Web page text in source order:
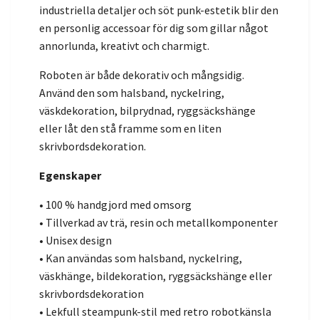
industriella detaljer och söt punk-estetik blir den
en personlig accessoar för dig som gillar något
annorlunda, kreativt och charmigt.
Roboten är både dekorativ och mångsidig.
Använd den som halsband, nyckelring,
väskdekoration, bilprydnad, ryggsäckshänge
eller låt den stå framme som en liten
skrivbordsdekoration.
Egenskaper
• 100 % handgjord med omsorg
• Tillverkad av trä, resin och metallkomponenter
• Unisex design
• Kan användas som halsband, nyckelring,
väskhänge, bildekoration, ryggsäckshänge eller
skrivbordsdekoration
• Lekfull steampunk-stil med retro robotkänsla